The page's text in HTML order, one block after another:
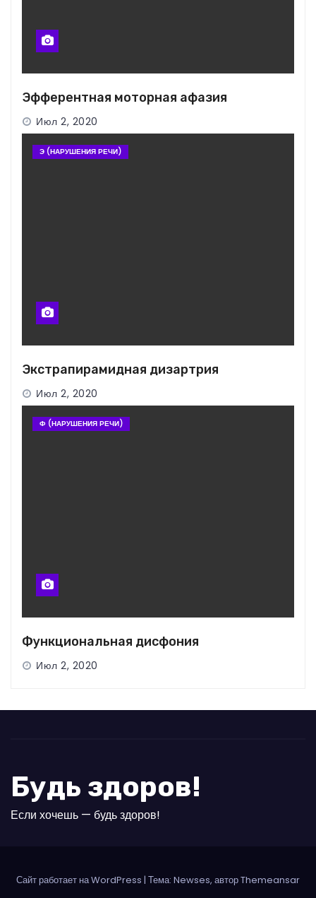
Эфферентная моторная афазия
Июл 2, 2020
Э (НАРУШЕНИЯ РЕЧИ)
Экстрапирамидная дизартрия
Июл 2, 2020
Ф (НАРУШЕНИЯ РЕЧИ)
Функциональная дисфония
Июл 2, 2020
Будь здоров!
Если хочешь — будь здоров!
Сайт работает на WordPress | Тема: Newses, автор Themeansar